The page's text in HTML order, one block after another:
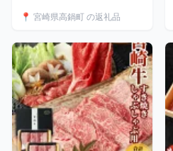
鶏もも ささみ たたき タタ
鍋町 送料無料【TVで話題沸
騰！】
📍 宮崎県高鍋町 の返礼品